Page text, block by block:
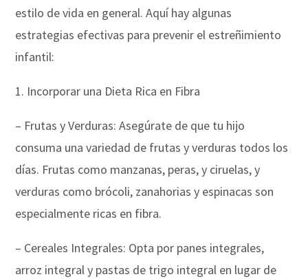
estilo de vida en general. Aquí hay algunas
estrategias efectivas para prevenir el estreñimiento
infantil:
1. Incorporar una Dieta Rica en Fibra
– Frutas y Verduras: Asegúrate de que tu hijo
consuma una variedad de frutas y verduras todos los
días. Frutas como manzanas, peras, y ciruelas, y
verduras como brócoli, zanahorias y espinacas son
especialmente ricas en fibra.
– Cereales Integrales: Opta por panes integrales,
arroz integral y pastas de trigo integral en lugar de